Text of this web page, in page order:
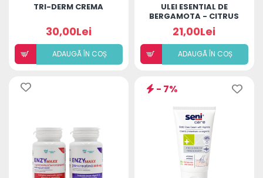
TRI-DERM CREMA
30,00Lei
ADAUGÃ ÎN COȘ
ULEI ESENTIAL DE
BERGAMOTA - CITRUS
AURANTIUM BERGAMIA
OIL
21,00Lei
ADAUGÃ ÎN COȘ
- 7%